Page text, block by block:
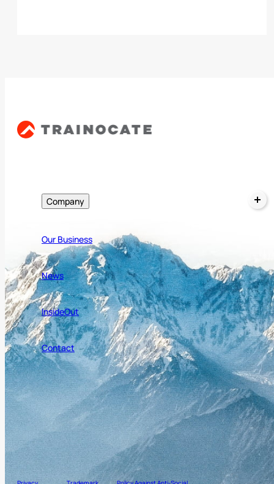
Company
Our Business
News
InsideOut
Contact